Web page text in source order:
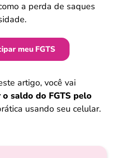
a perda de saques
meu FGTS
artigo, você vai
saldo do FGTS pelo
usando seu celular.